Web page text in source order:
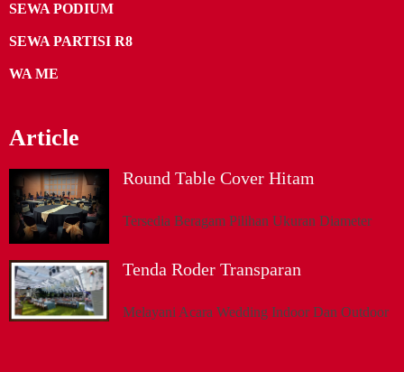
SEWA PODIUM
SEWA PARTISI R8
WA ME
Article
Round Table Cover Hitam
Tersedia Beragam Pilihan Ukuran Diameter
Tenda Roder Transparan
Melayani Acara Wedding Indoor Dan Outdoor